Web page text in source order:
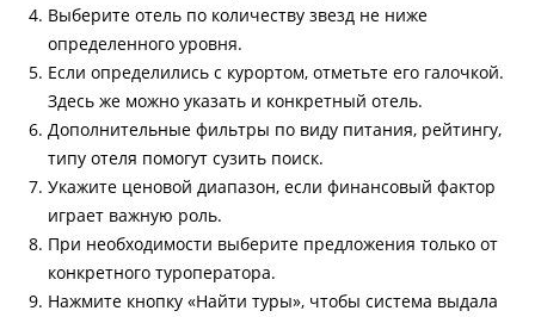
Выберите отель по количеству звезд не ниже
определенного уровня.
Если определились с курортом, отметьте его галочкой.
Здесь же можно указать и конкретный отель.
Дополнительные фильтры по виду питания, рейтингу,
типу отеля помогут сузить поиск.
Укажите ценовой диапазон, если финансовый фактор
играет важную роль.
При необходимости выберите предложения только от
конкретного туроператора.
Нажмите кнопку «Найти туры», чтобы система выдала